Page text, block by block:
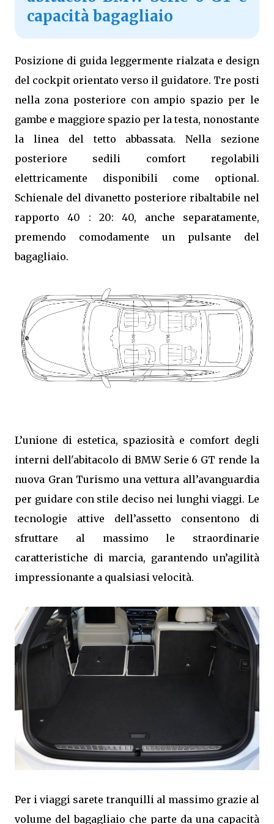
capacità bagagliaio
Posizione di guida leggermente rialzata e design
del cockpit orientato verso il guidatore. Tre posti
nella zona posteriore con ampio spazio per le
gambe e maggiore spazio per la testa, nonostante
la linea del tetto abbassata. Nella sezione
posteriore sedili comfort regolabili
elettricamente disponibili come optional.
Schienale del divanetto posteriore ribaltabile nel
rapporto 40 : 20: 40, anche separatamente,
premendo comodamente un pulsante del
bagagliaio.
L’unione di estetica, spaziosità e comfort degli
interni dell'abitacolo di BMW Serie 6 GT rende la
nuova Gran Turismo una vettura all’avanguardia
per guidare con stile deciso nei lunghi viaggi. Le
tecnologie attive dell’assetto consentono di
sfruttare al massimo le straordinarie
caratteristiche di marcia, garantendo un’agilità
impressionante a qualsiasi velocità.
Per i viaggi sarete tranquilli al massimo grazie al
volume del bagagliaio che parte da una capacità